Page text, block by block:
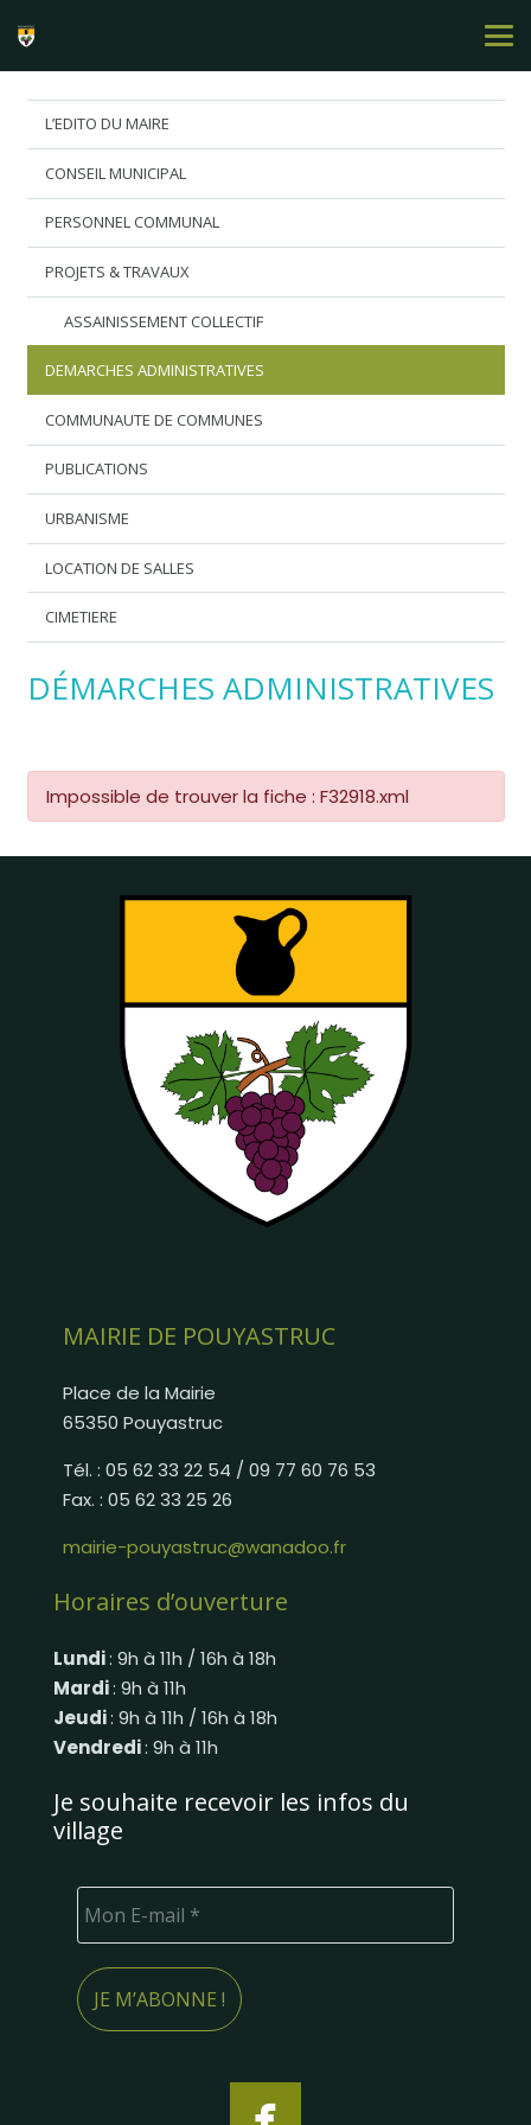
L’EDITO DU MAIRE
CONSEIL MUNICIPAL
PERSONNEL COMMUNAL
PROJETS & TRAVAUX
ASSAINISSEMENT COLLECTIF
DEMARCHES ADMINISTRATIVES
COMMUNAUTE DE COMMUNES
PUBLICATIONS
URBANISME
LOCATION DE SALLES
CIMETIERE
DÉMARCHES ADMINISTRATIVES
Impossible de trouver la fiche : F32918.xml
MAIRIE DE POUYASTRUC
Place de la Mairie
65350 Pouyastruc
Tél. : 05 62 33 22 54 / 09 77 60 76 53
Fax. : 05 62 33 25 26
mairie-pouyastruc@wanadoo.fr
Horaires d’ouverture
Lundi: 9h à 11h / 16h à 18h
Mardi: 9h à 11h
Jeudi: 9h à 11h / 16h à 18h
Vendredi: 9h à 11h
Je souhaite recevoir les infos du
village